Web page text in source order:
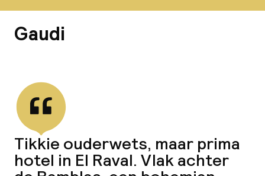
Gaudi
Tikkie ouderwets, maar prima
hotel in El Raval. Vlak achter